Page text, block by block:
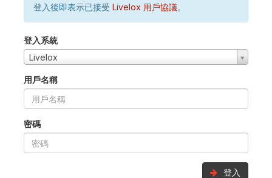
登入後即表示已接受 Livelox 用戶協議。
登入系統
Livelox
用戶名稱
密碼
登入